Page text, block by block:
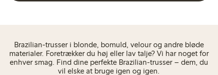
Brazilian-trusser i blonde, bomuld, velour og andre bløde
materialer. Foretrækker du høj eller lav talje? Vi har noget for
enhver smag. Find dine perfekte Brazilian-trusser – dem, du
vil elske at bruge igen og igen.